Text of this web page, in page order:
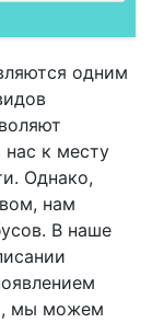
одним
к месту
Однако,
нам
В наше
мы можем